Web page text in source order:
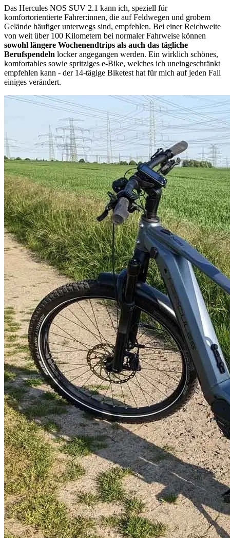
Das Hercules NOS SUV 2.1 kann ich, speziell für
komfortorientierte Fahrer:innen, die auf Feldwegen und grobem
Gelände häufiger unterwegs sind, empfehlen. Bei einer Reichweite
von weit über 100 Kilometern bei normaler Fahrweise können
sowohl längere Wochenendtrips als auch das tägliche
Berufspendeln locker angegangen werden. Ein wirklich schönes,
komfortables sowie spritziges e-Bike, welches ich uneingeschränkt
empfehlen kann - der 14-tägige Biketest hat für mich auf jeden Fall
einiges verändert.